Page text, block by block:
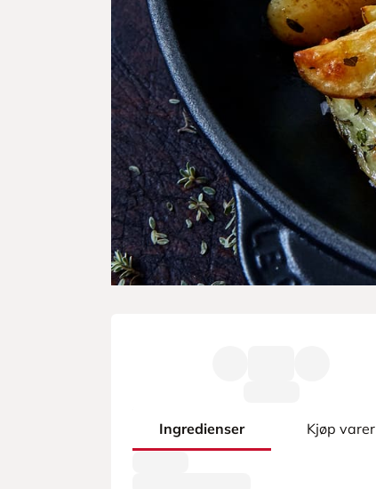
Ingredienser Kjøp varer